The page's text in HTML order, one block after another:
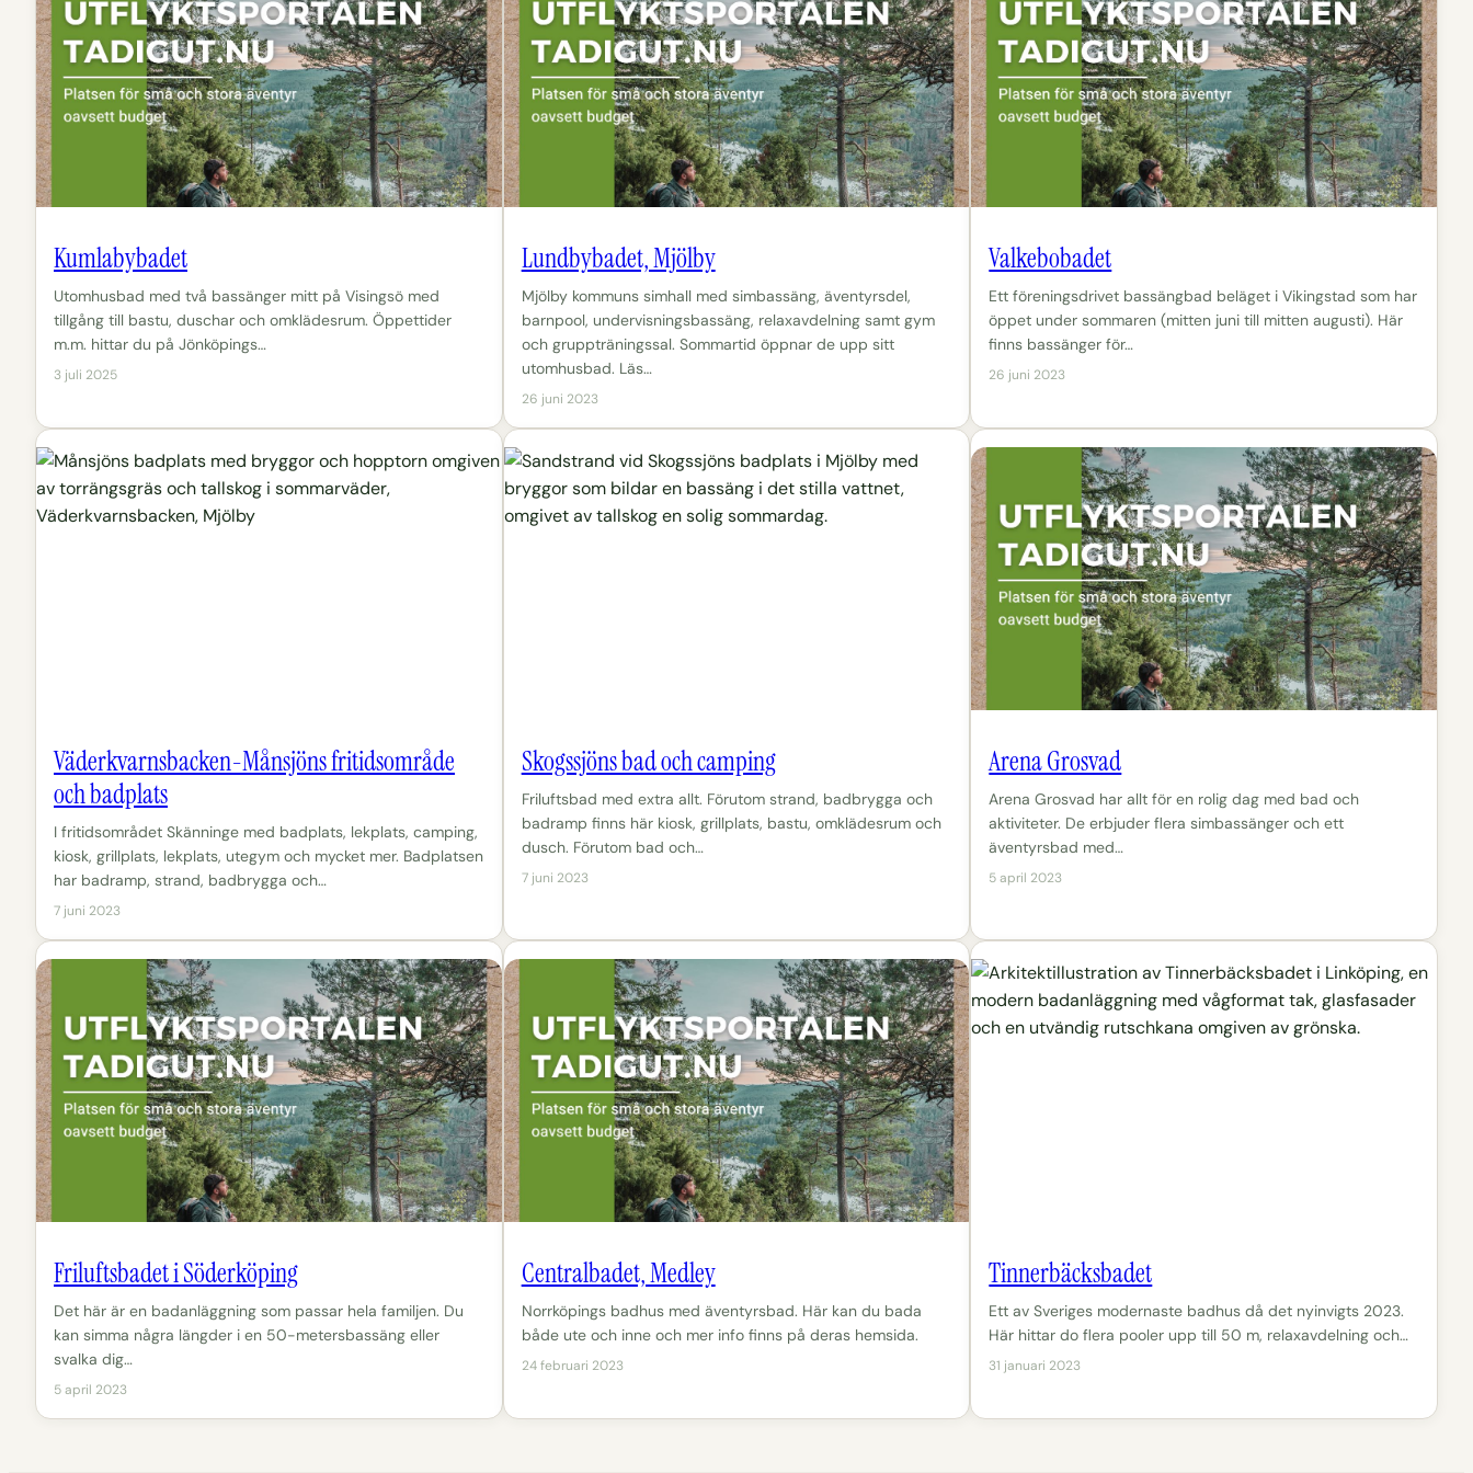
Kumlabybadet
Utomhusbad med två bassänger mitt på Visingsö med
tillgång till bastu, duschar och omklädesrum. Öppettider
m.m. hittar du på Jönköpings…
3 juli 2025
Lundbybadet, Mjölby
Mjölby kommuns simhall med simbassäng, äventyrsdel,
barnpool, undervisningsbassäng, relaxavdelning samt gym
och gruppträningssal. Sommartid öppnar de upp sitt
utomhusbad. Läs…
26 juni 2023
Valkebobadet
Ett föreningsdrivet bassängbad beläget i Vikingstad som har
öppet under sommaren (mitten juni till mitten augusti). Här
finns bassänger för…
26 juni 2023
Väderkvarnsbacken-Månsjöns fritidsområde
och badplats
I fritidsområdet Skänninge med badplats, lekplats, camping,
kiosk, grillplats, lekplats, utegym och mycket mer. Badplatsen
har badramp, strand, badbrygga och…
7 juni 2023
Skogssjöns bad och camping
Friluftsbad med extra allt. Förutom strand, badbrygga och
badramp finns här kiosk, grillplats, bastu, omklädesrum och
dusch. Förutom bad och…
7 juni 2023
Arena Grosvad
Arena Grosvad har allt för en rolig dag med bad och
aktiviteter. De erbjuder flera simbassänger och ett
äventyrsbad med…
5 april 2023
Friluftsbadet i Söderköping
Det här är en badanläggning som passar hela familjen. Du
kan simma några längder i en 50-metersbassäng eller
svalka dig…
5 april 2023
Centralbadet, Medley
Norrköpings badhus med äventyrsbad. Här kan du bada
både ute och inne och mer info finns på deras hemsida.
24 februari 2023
Tinnerbäcksbadet
Ett av Sveriges modernaste badhus då det nyinvigts 2023.
Här hittar do flera pooler upp till 50 m, relaxavdelning och…
31 januari 2023